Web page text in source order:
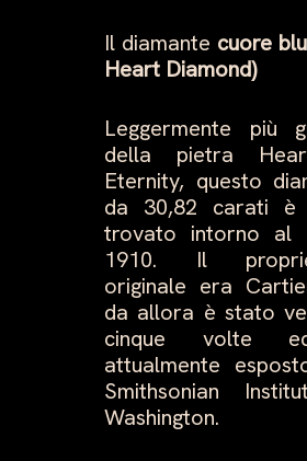
Il diamante cuore
Heart Diamond)
Leggermente più
della pietra
Eternity, questo
da 30,82 carati è
trovato intorno al
1910. Il
originale era
da allora è stato
cinque volte
attualmente
Smithsonian
Washington.